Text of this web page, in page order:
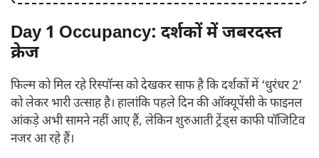
Day 1 Occupancy: दर्शकों में जबरदस्त
क्रेज
फिल्म को मिल रहे रिस्पॉन्स को देखकर साफ है कि दर्शकों में ‘धुरंधर 2’
को लेकर भारी उत्साह है। हालांकि पहले दिन की ऑक्यूपेंसी के फाइनल
आंकड़े अभी सामने नहीं आए हैं, लेकिन शुरुआती ट्रेंड्स काफी पॉजिटिव
नजर आ रहे हैं।